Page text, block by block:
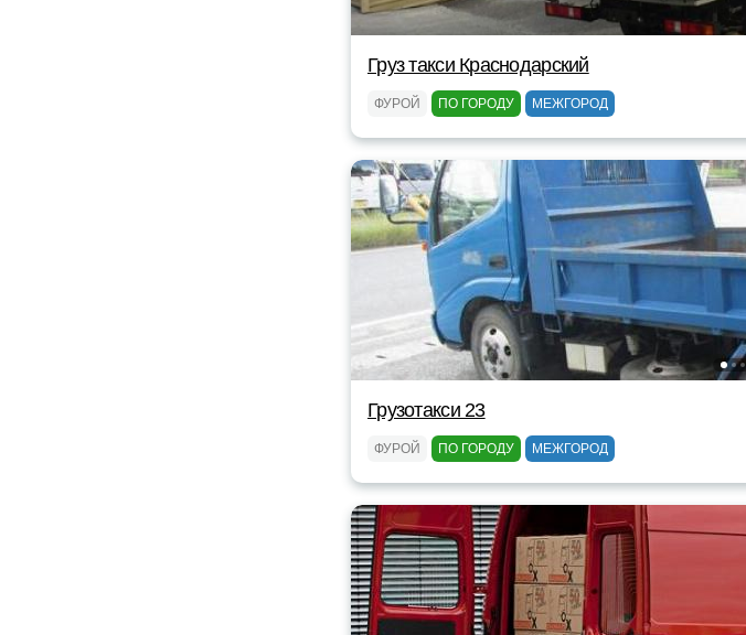
Груз такси Краснодарский
ФУРОЙ ПО ГОРОДУ МЕЖГОРОД
Грузотакси 23
ФУРОЙ ПО ГОРОДУ МЕЖГОРОД